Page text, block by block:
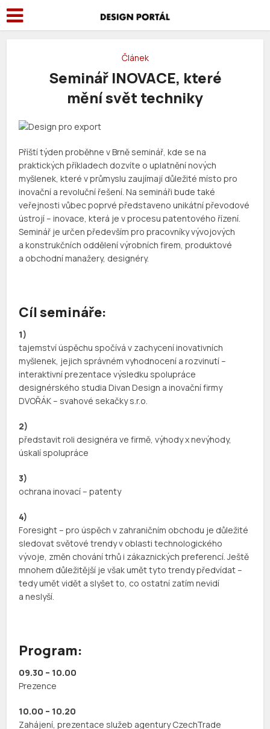
Článek
Seminář INOVACE, které
mění svět techniky
Příští týden proběhne v Brně seminář, kde se na
praktických příkladech dozvíte o uplatnění nových
myšlenek, které v průmyslu zaujímají důležité místo pro
inovační a revoluční řešení. Na semináři bude také
veřejnosti vůbec poprvé představeno unikátní převodové
ústrojí – inovace, která je v procesu patentového řízení.
Seminář je určen především pro pracovníky vývojových
a konstrukčních oddělení výrobních firem, produktové
a obchodní manažery, designéry.
Cíl semináře:
1)
tajemství úspěchu spočívá v zachycení inovativních
myšlenek, jejich správném vyhodnocení a rozvinutí –
interaktivní prezentace výsledku spolupráce
designérského studia Divan Design a inovační firmy
DVOŘÁK – svahové sekačky s.r.o.
2)
představit roli designéra ve firmě, výhody x nevýhody,
úskalí spolupráce
3)
ochrana inovací – patenty
4)
Foresight – pro úspěch v zahraničním obchodu je důležité
sledovat světové trendy v oblasti technologického
vývoje, změn chování trhů i zákaznických preferencí. Ještě
mnohem důležitější je však umět tyto trendy předvídat –
tedy umět vidět a slyšet to, co ostatní zatím nevidí
a neslyší.
Program:
09.30 – 10.00
Prezence
10.00 – 10.20
Zahájení, prezentace služeb agentury CzechTrade